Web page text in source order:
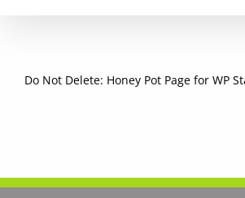
Do Not Delete: Honey Pot Page for WP